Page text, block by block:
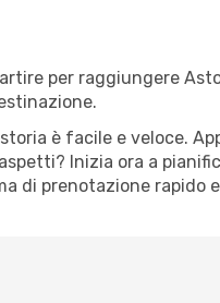
per raggiungere
è facile e veloce.
Inizia ora a
di prenotazione rapido